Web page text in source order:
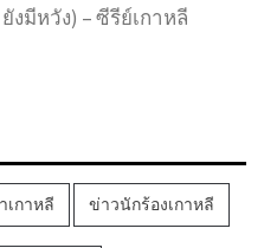
งมีหวัง) – ซีรีย์เกาหลี
เกาหลี ข่าวนักร้องเกาหลี